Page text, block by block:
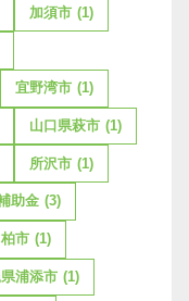
加須市 (1)
宜野湾市 (1)
山口県萩市 (1)
所沢市 (1)
助金 (3)
柏市 (1)
浦添市 (1)